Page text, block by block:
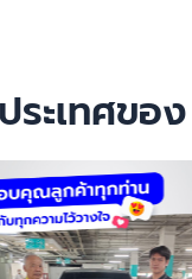
ะเทศขอ